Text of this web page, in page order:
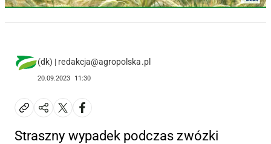
(dk) | redakcja@agropolska.pl
20.09.2023 11:30
Straszny wypadek podczas zwózki